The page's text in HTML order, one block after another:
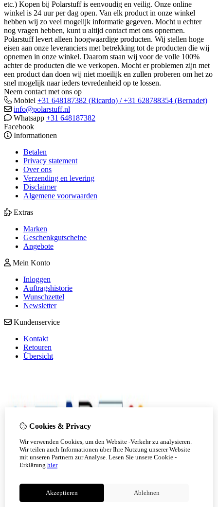
etc.) Kopen bij Polarstuff is eenvoudig en veilig. Onze online
winkel is 24 uur per dag open. Van elk product in onze winkel
hebben wij zo veel mogelijk informatie gegeven. Mocht u echter
nog vragen hebben, kunt u altijd contact met ons opnemen.
Polarstuff levert alleen hoogwaardige producten. Wij stellen hoge
eisen aan onze leveranciers met betrekking tot de producten die wij
opnemen in onze winkel. Daarom staan wij voor de volle 100%
achter de producten die we verkopen. Mocht er problemen zijn met
een product dan doen wij niet moeilijk en zullen proberen om het zo
snel mogelijk naar ieders tevredenheid op te lossen.
Neem contact met ons op
Mobiel +31 648187382 (Ricardo) / +31 628788354 (Bernadet)
info@polarstuff.nl
Whatsapp +31 648187382
Facebook
Informationen
Betalen
Privacy statement
Over ons
Verzending en levering
Disclaimer
Algemene voorwaarden
Extras
Marken
Geschenkgutscheine
Angebote
Mein Konto
Inloggen
Auftragshistorie
Wunschzettel
Newsletter
Kundenservice
Kontakt
Retouren
Übersicht
Cookies & Privacy
Wir verwenden Cookies, um den Website -Verkehr zu analysieren.
Wir teilen auch Informationen über Ihre Nutzung unserer Website
mit unseren Partnern zur Analyse. Lesen Sie unsere Cookie -
Erklärung hier
Akzeptieren Ablehnen